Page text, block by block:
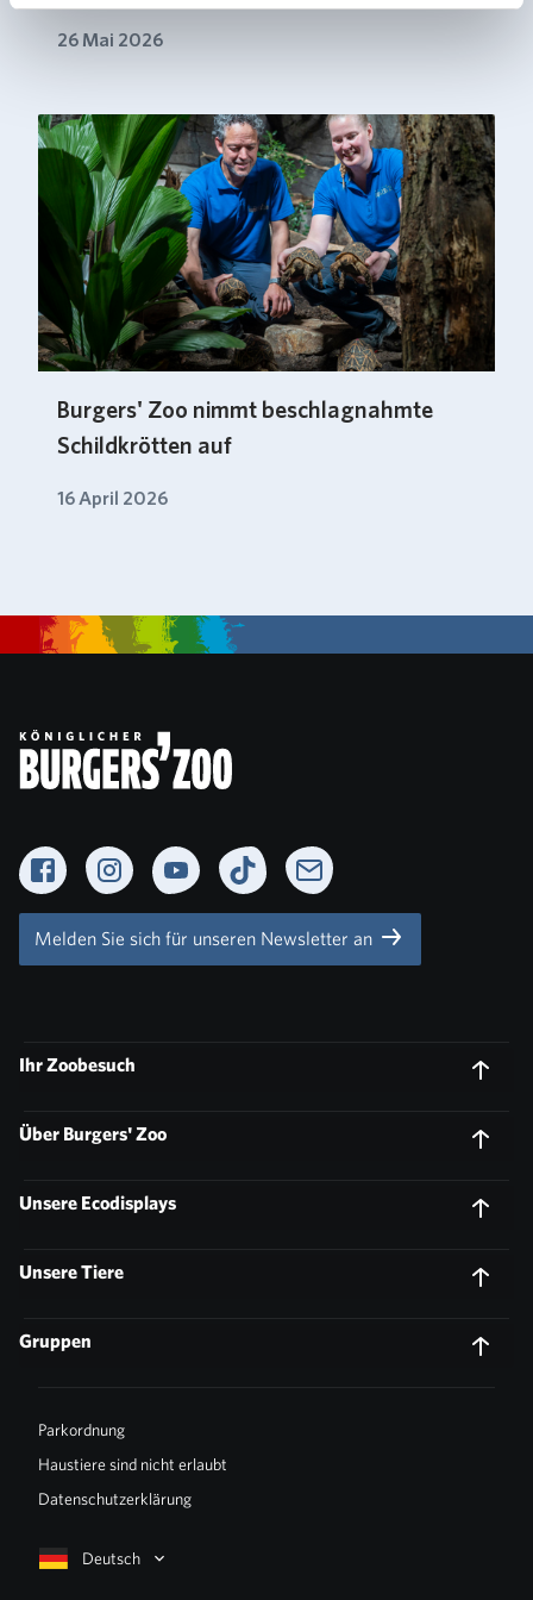
26 Mai 2026
Burgers' Zoo nimmt beschlagnahmte
Schildkrötten auf
16 April 2026
FacebookInstagramYouTubeTikTok Newsletter
Melden Sie sich für unseren Newsletter an
Ihr Zoobesuch
Über Burgers' Zoo
Unsere Ecodisplays
Unsere Tiere
Gruppen
Deutsch
Parkordnung
Haustiere sind nicht erlaubt
Datenschutzerklärung